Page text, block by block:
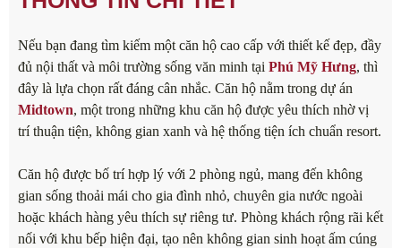
Nếu bạn đang tìm kiếm một căn hộ cao cấp với thiết kế đẹp, đầy
đủ nội thất và môi trường sống văn minh tại Phú Mỹ Hưng, thì
đây là lựa chọn rất đáng cân nhắc. Căn hộ nằm trong dự án
Midtown, một trong những khu căn hộ được yêu thích nhờ vị
trí thuận tiện, không gian xanh và hệ thống tiện ích chuẩn resort.
Căn hộ được bố trí hợp lý với 2 phòng ngủ, mang đến không
gian sống thoải mái cho gia đình nhỏ, chuyên gia nước ngoài
hoặc khách hàng yêu thích sự riêng tư. Phòng khách rộng rãi kết
nối với khu bếp hiện đại, tạo nên không gian sinh hoạt ấm cúng